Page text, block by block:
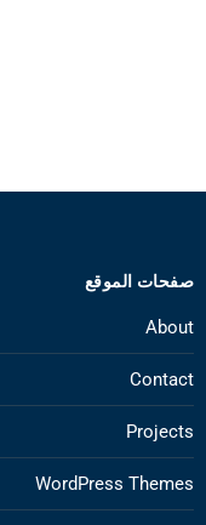
صفحات الموقع
About
Contact
Projects
WordPress Themes